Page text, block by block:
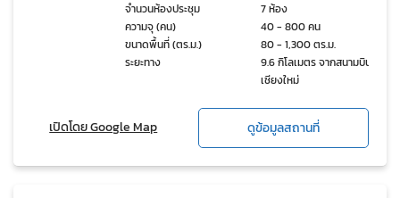
จำนวนห้องประชุม
7 ห้อง
ความจุ (คน)
40 - 800 คน
ขนาดพื้นที่ (ตร.ม.)
80 - 1,300 ตร.ม.
ระยะทาง
9.6 กิโลเมตร จากสนามบิน
เชียงใหม่
เปิดโดย Google Map ดูข้อมูลสถานที่